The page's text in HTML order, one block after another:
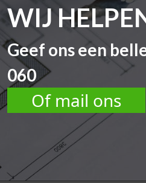
WIJ
Geef ons een
060
Of mail ons